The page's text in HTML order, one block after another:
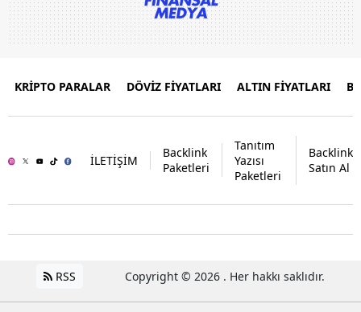
KRİPTO PARALAR DÖVİZ FİYATLARI ALTIN FİYATLARI
İLETİŞİM
Backlink
Paketleri
Tanıtım
Yazısı
Paketleri
Backlink
Satın Al
RSS Copyright © 2026 . Her hakkı saklıdır.